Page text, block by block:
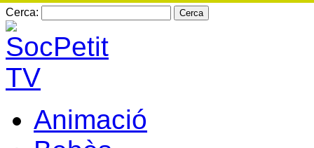
Cerca:
Animació